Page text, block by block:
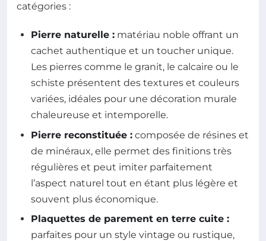
catégories :
Pierre naturelle : matériau noble offrant un
cachet authentique et un toucher unique.
Les pierres comme le granit, le calcaire ou le
schiste présentent des textures et couleurs
variées, idéales pour une décoration murale
chaleureuse et intemporelle.
Pierre reconstituée : composée de résines et
de minéraux, elle permet des finitions très
régulières et peut imiter parfaitement
l’aspect naturel tout en étant plus légère et
souvent plus économique.
Plaquettes de parement en terre cuite :
parfaites pour un style vintage ou rustique,